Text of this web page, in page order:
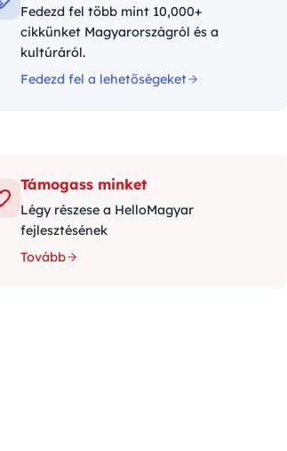
Fedezd fel több mint 10,000+
cikkünket Magyarországról és a
kultúráról.
Fedezd fel a lehetőségeket
Támogass minket
Légy részese a HelloMagyar
fejlesztésének
Tovább